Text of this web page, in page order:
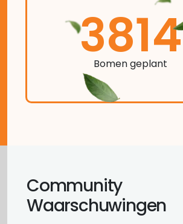
3814
Bomen geplant
Community
Waarschuwingen